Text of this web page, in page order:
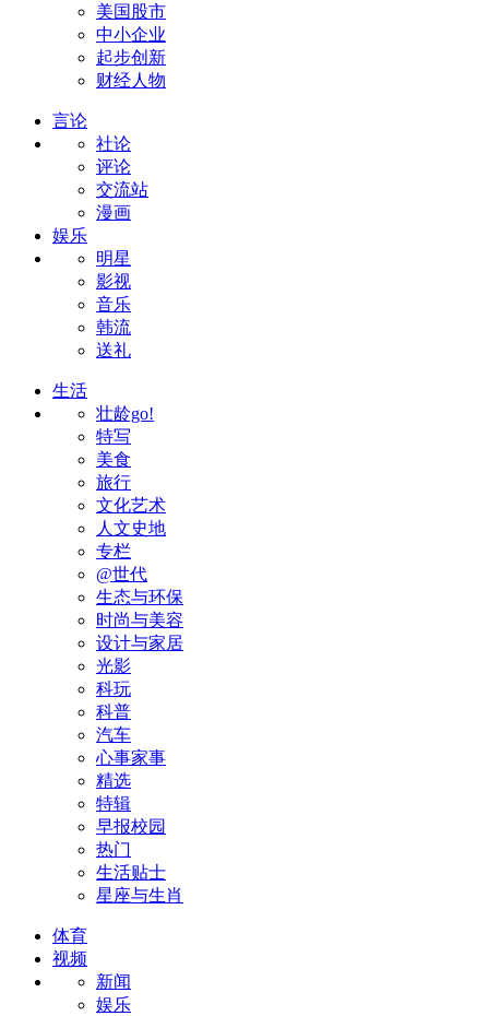
美国股市
中小企业
起步创新
财经人物
言论
社论
评论
交流站
漫画
娱乐
明星
影视
音乐
韩流
送礼
生活
壮龄go!
特写
美食
旅行
文化艺术
人文史地
专栏
@世代
生态与环保
时尚与美容
设计与家居
光影
科玩
科普
汽车
心事家事
精选
特辑
早报校园
热门
生活贴士
星座与生肖
体育
视频
新闻
娱乐